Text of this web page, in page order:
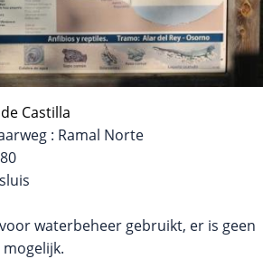
Castilla
: Ramal Norte
waterbeheer gebruikt, er is geen